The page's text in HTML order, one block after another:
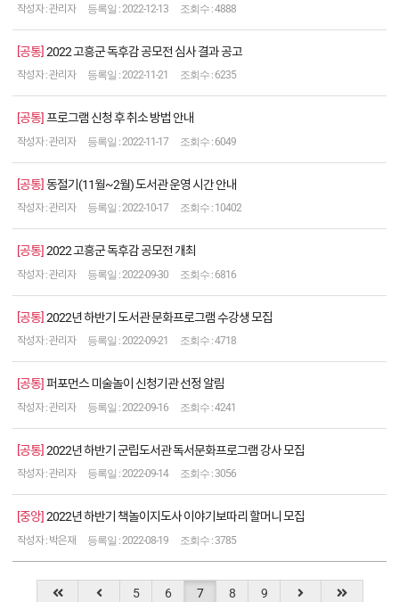
관리자 2022-12-13 4888
공통 2022 고흥군 독후감 공모전 심사 결과 공고
관리자 2022-11-21 6235
공통 프로그램 신청 후 취소 방법 안내
관리자 2022-11-17 6049
공통 동절기(11월~2월) 도서관 운영 시간 안내
관리자 2022-10-17 10402
공통 2022 고흥군 독후감 공모전 개최
관리자 2022-09-30 6816
공통 2022년 하반기 도서관 문화프로그램 수강생 모집
관리자 2022-09-21 4718
공통 퍼포먼스 미술놀이 신청기관 선정 알림
관리자 2022-09-16 4241
공통 2022년 하반기 군립도서관 독서문화프로그램 강사 모집
관리자 2022-09-14 3056
중앙 2022년 하반기 책놀이지도사 이야기보따리 할머니 모집
박은재 2022-08-19 3785
5 6 7 8 9